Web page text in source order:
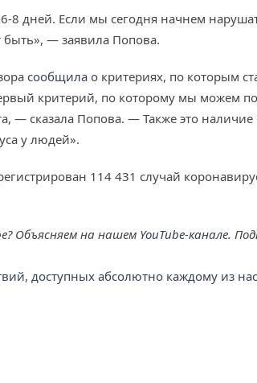
8 дней. Если мы сегодня начнем
— заявила Попова.
сообщила о критериях, по которым
критерий, по которому мы можем
— сказала Попова. — Также это
у людей».
114 431 случай
Объясняем на нашем YouTube-канале.
доступных абсолютно каждому из нас